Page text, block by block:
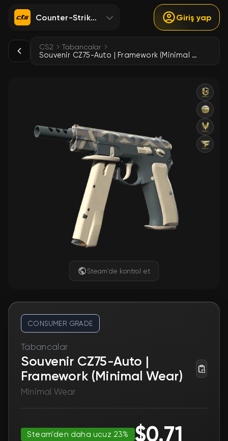
Counter-Strike 2 Giriş yap
CS2 Tabancalar
Souvenir CZ75-Auto | Framework (Minimal Wear)
Steam'de kontrol et
CONSUMER GRADE
Tabancalar
Souvenir CZ75-Auto |
Framework (Minimal Wear)
Minimal Wear
Steam'den daha ucuz 23% $0.71